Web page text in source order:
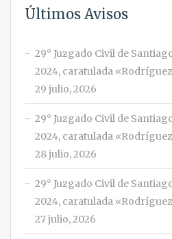
Últimos Avisos
29° Juzgado Civil de
2024, caratulada
29 julio, 2026
29° Juzgado Civil de
2024, caratulada
28 julio, 2026
29° Juzgado Civil de
2024, caratulada
27 julio, 2026